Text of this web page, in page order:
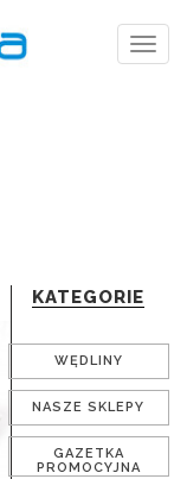
KATEGORIE
WĘDLINY
NASZE SKLEPY
GAZETKA
PROMOCYJNA